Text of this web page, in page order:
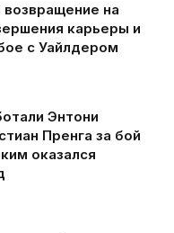
возвращение на
карьеры и
с Уайлдером
Энтони
Пренга за бой
оказался